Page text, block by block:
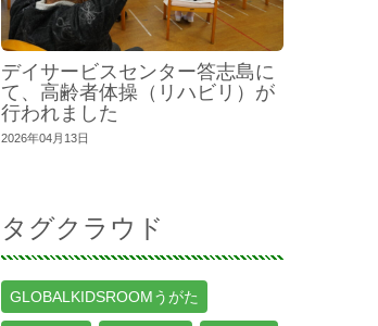
デイサービスセンター答志島に
て、高齢者体操（リハビリ）が
行われました
2026年04月13日
タグクラウド
GLOBALKIDSROOMうがた